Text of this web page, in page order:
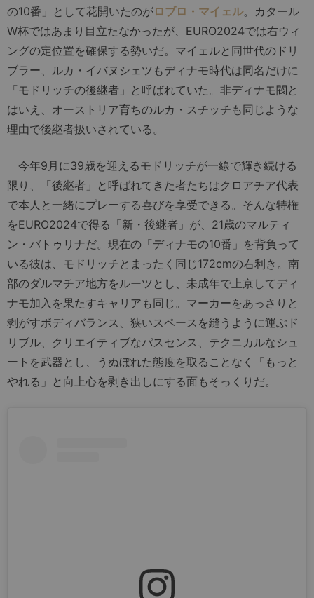
の10番」として花開いたのがロブロ・マイェル。カタール
W杯ではあまり目立たなかったが、EURO2024では右ウィ
ングの定位置を確保する勢いだ。マイェルと同世代のドリ
ブラー、ルカ・イバヌシェツもディナモ時代は同名だけに
「モドリッチの後継者」と呼ばれていた。非ディナモ閥と
はいえ、オーストリア育ちのルカ・スチッチも同じような
理由で後継者扱いされている。
今年9月に39歳を迎えるモドリッチが一線で輝き続ける
限り、「後継者」と呼ばれてきた者たちはクロアチア代表
で本人と一緒にプレーする喜びを享受できる。そんな特権
をEURO2024で得る「新・後継者」が、21歳のマルティ
ン・バトゥリナだ。現在の「ディナモの10番」を背負って
いる彼は、モドリッチとまったく同じ172cmの右利き。南
部のダルマチア地方をルーツとし、未成年で上京してディ
ナモ加入を果たすキャリアも同じ。マーカーをあっさりと
剥がすボディバランス、狭いスペースを縫うように運ぶド
リブル、クリエイティブなパスセンス、テクニカルなシュ
ートを武器とし、うぬぼれた態度を取ることなく「もっと
やれる」と向上心を剥き出しにする面もそっくりだ。